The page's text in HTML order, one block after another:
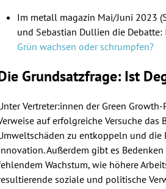
Im metall magazin Mai/Juni 2023
und Sebastian Dullien die Debatte:
Grün wachsen oder schrumpfen?
Grundsatzfrage: Ist
Vertreter:innen der Green
auf erfolgreiche Versuche
zu entkoppeln und die
Außerdem gibt es
Wachstum, wie höhere
soziale und politische